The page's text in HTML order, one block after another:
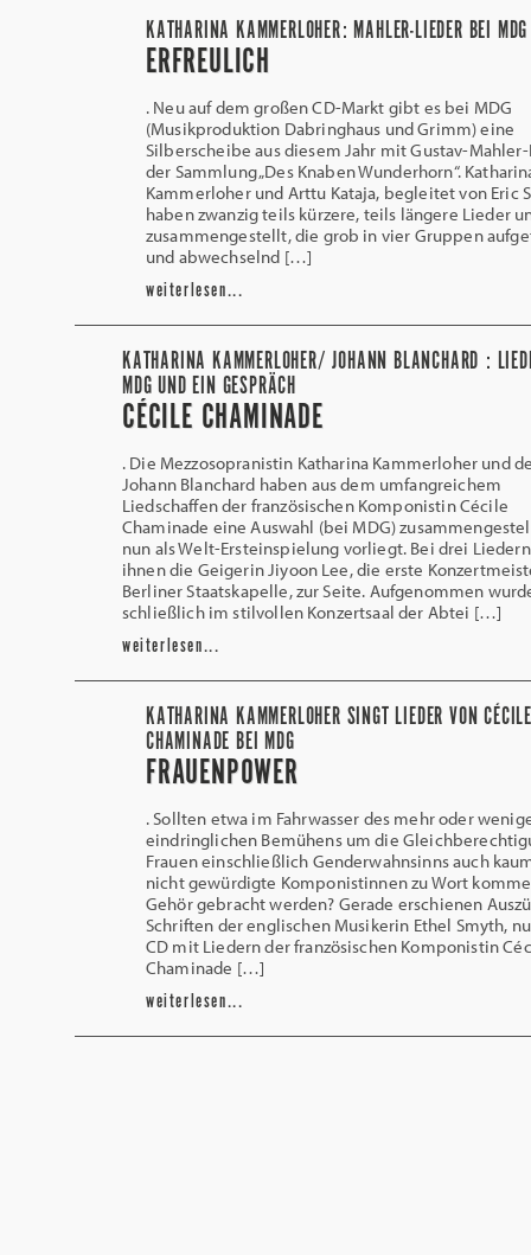
KATHARINA KAMMERLOHER: MAHLER-LIEDER BEI MDG
ERFREULICH
. Neu auf dem großen CD-Markt gibt es bei MDG
(Musikproduktion Dabringhaus und Grimm) eine
Silberscheibe aus diesem Jahr mit Gustav-
der Sammlung „Des Knaben Wunderhorn“.
Kammerloher und Arttu Kataja, begleitet von Eric
haben zwanzig teils kürzere, teils längere Lieder
zusammengestellt, die grob in vier Gruppen
und abwechselnd […]
weiterlesen...
KATHARINA KAMMERLOHER/ JOHANN BLANCHARD :
MDG UND EIN GESPRÄCH
CÉCILE CHAMINADE
. Die Mezzosopranistin Katharina Kammerloher und
Johann Blanchard haben aus dem umfangreichem
Liedschaffen der französischen Komponistin Cécile
Chaminade eine Auswahl (bei MDG)
nun als Welt-Ersteinspielung vorliegt. Bei drei
ihnen die Geigerin Jiyoon Lee, die erste
Berliner Staatskapelle, zur Seite. Aufgenommen
schließlich im stilvollen Konzertsaal der Abtei […]
weiterlesen...
KATHARINA KAMMERLOHER SINGT LIEDER VON CÉCILE
CHAMINADE BEI MDG
FRAUENPOWER
. Sollten etwa im Fahrwasser des mehr oder
eindringlichen Bemühens um die
Frauen einschließlich Genderwahnsinns auch
nicht gewürdigte Komponistinnen zu Wort
Gehör gebracht werden? Gerade erschienen
Schriften der englischen Musikerin Ethel Smyth,
CD mit Liedern der französischen Komponistin
Chaminade […]
weiterlesen...